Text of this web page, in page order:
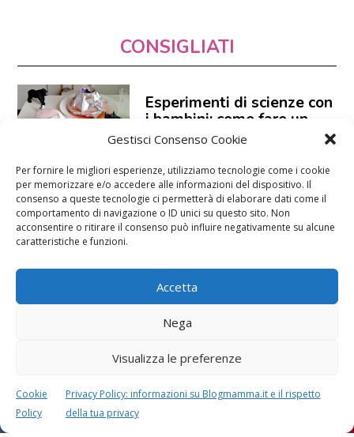
Gestisci Consenso Cookie
Per fornire le migliori esperienze, utilizziamo tecnologie come i cookie
per memorizzare e/o accedere alle informazioni del dispositivo. Il
consenso a queste tecnologie ci permetterà di elaborare dati come il
comportamento di navigazione o ID unici su questo sito. Non
acconsentire o ritirare il consenso può influire negativamente su alcune
caratteristiche e funzioni.
Accetta
Nega
Visualizza le preferenze
Cookie
Policy
Privacy Policy: informazioni su Blogmamma.it e il rispetto
della tua privacy
CONSIGLIATI
Esperimenti di scienze con
i bambini: come fare un
vulcano
“Basta compiti”: se a dirlo
sono i docenti
10 libri da leggere prima
dei 10 anni